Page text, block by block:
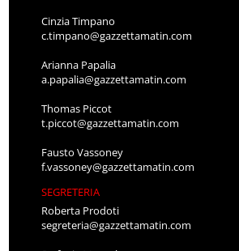
Cinzia Timpano
c.timpano@gazzettamatin.com
Arianna Papalia
a.papalia@gazzettamatin.com
Thomas Piccot
t.piccot@gazzettamatin.com
Fausto Vassoney
f.vassoney@gazzettamatin.com
SEGRETERIA
Roberta Prodoti
segreteria@gazzettamatin.com